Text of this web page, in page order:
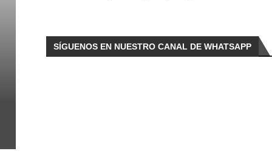
SÍGUENOS EN NUESTRO CANAL DE WHATSAPP